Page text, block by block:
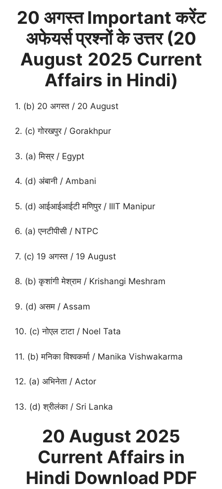
20 अगस्तImportant करेंट
अफेयर्स प्रश्नों के उत्तर (20
August 2025 Current
Affairs in Hindi)
1. (b) 20 अगस्त / 20 August
2. (c) गोरखपुर / Gorakhpur
3. (a) मिस्र / Egypt
4. (d) अंबानी / Ambani
5. (d) आईआईआईटी मणिपुर / IIIT Manipur
6. (a) एनटीपीसी / NTPC
7. (c) 19 अगस्त / 19 August
8. (b) कृशांगी मेश्राम / Krishangi Meshram
9. (d) असम / Assam
10. (c) नोएल टाटा / Noel Tata
11. (b) मनिका विश्वकर्मा / Manika Vishwakarma
12. (a) अभिनेता / Actor
13. (d) श्रीलंका / Sri Lanka
20 August 2025
Current Affairs in
Hindi Download PDF